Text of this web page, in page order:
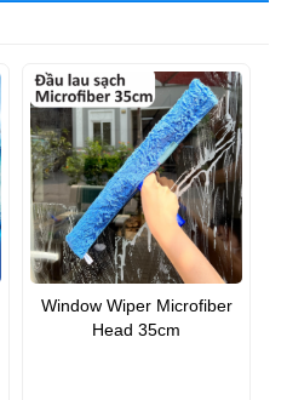
Window Wiper Microfiber
Head 35cm